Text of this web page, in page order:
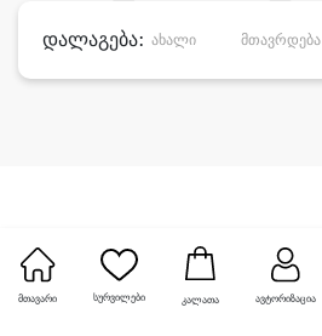
მთავარი სურვილები კალათა ავტორიზაცია
დალაგება: ახალი მთავრდება